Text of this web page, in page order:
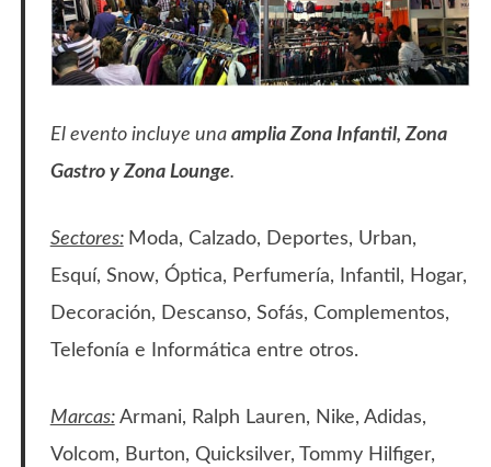
El evento incluye una amplia Zona Infantil, Zona
Gastro y Zona Lounge.
Sectores: Moda, Calzado, Deportes, Urban,
Esquí, Snow, Óptica, Perfumería, Infantil, Hogar,
Decoración, Descanso, Sofás, Complementos,
Telefonía e Informática entre otros.
Marcas: Armani, Ralph Lauren, Nike, Adidas,
Volcom, Burton, Quicksilver, Tommy Hilfiger,